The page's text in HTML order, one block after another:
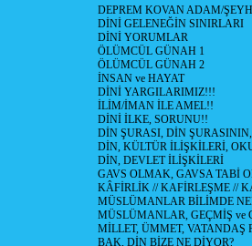
DEPREM KOVAN ADAM/ŞEYH
DİNİ GELENEĞİN SINIRLARI
DİNİ YORUMLAR
ÖLÜMCÜL GÜNAH 1
ÖLÜMCÜL GÜNAH 2
İNSAN ve HAYAT
DİNİ YARGILARIMIZ!!!
İLİM/İMAN İLE AMEL!!
DİNİ İLKE, SORUNU!!
DİN ŞURASI, DİN
DİN, KÜLTÜR İLİŞKİLERİ,
DİN, DEVLET İLİŞKİLERİ
GAVS OLMAK, GAVSA TABİ
KÂFİRLİK // KAFİRLEŞME //
MÜSLÜMANLAR BİLİMDE
MÜSLÜMANLAR, GEÇMİŞ ve
MİLLET, ÜMMET, VATANDAŞ
BAK, DİN BİZE NE DİYOR?